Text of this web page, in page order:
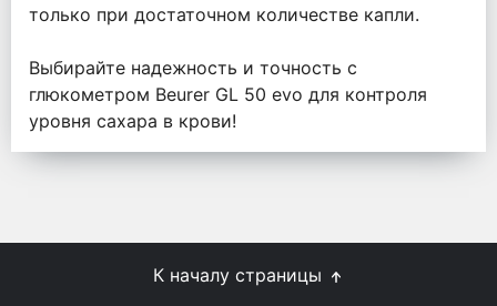
только при достаточном количестве капли.
Выбирайте надежность и точность с
глюкометром Beurer GL 50 evo для контроля
уровня сахара в крови!
К началу страницы